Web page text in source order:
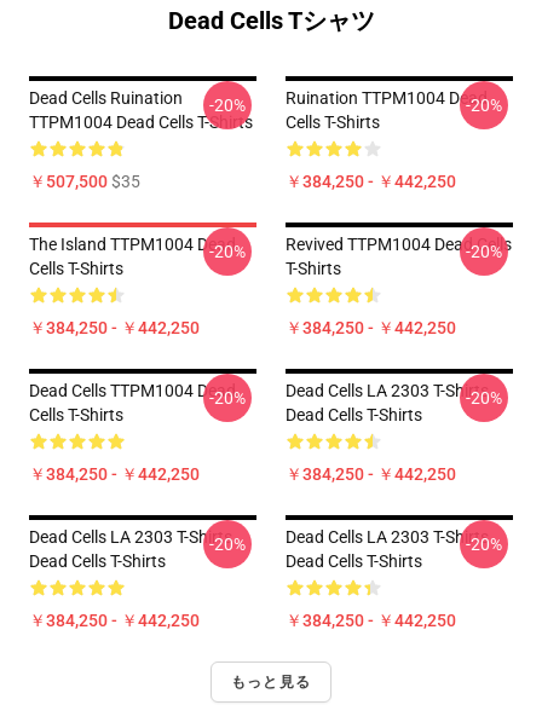
Dead Cells Tシャツ
Dead Cells Ruination
TTPM1004 Dead Cells T-Shirts
￥507,500$35
-20%
Ruination TTPM1004 Dead
Cells T-Shirts
￥384,250 - ￥442,250
-20%
The Island TTPM1004 Dead
Cells T-Shirts
￥384,250 - ￥442,250
-20%
Revived TTPM1004 Dead Cells
T-Shirts
￥384,250 - ￥442,250
-20%
Dead Cells TTPM1004 Dead
Cells T-Shirts
￥384,250 - ￥442,250
-20%
Dead Cells LA 2303 T-Shirts
Dead Cells T-Shirts
￥384,250 - ￥442,250
-20%
Dead Cells LA 2303 T-Shirts
Dead Cells T-Shirts
￥384,250 - ￥442,250
-20%
Dead Cells LA 2303 T-Shirts
Dead Cells T-Shirts
￥384,250 - ￥442,250
-20%
もっと見る